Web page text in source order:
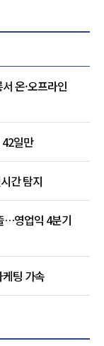
온·오프라인
일만
간 탐지
…영업익 4분기
팅 가속